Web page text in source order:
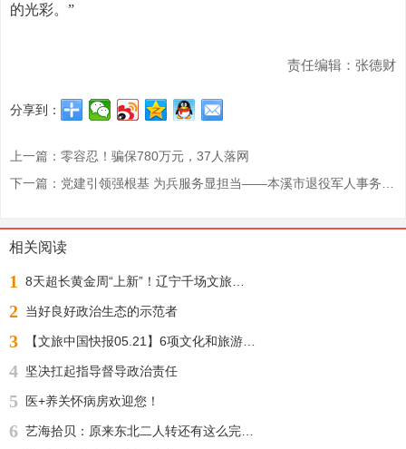
的光彩。”
责任编辑：张德财
分享到：
上一篇：零容忍！骗保780万元，37人落网
相关阅读
1
2 当好良好政治生态的示范者
3
4 坚决扛起指导督导政治责任
5 医+养关怀病房欢迎您！
6